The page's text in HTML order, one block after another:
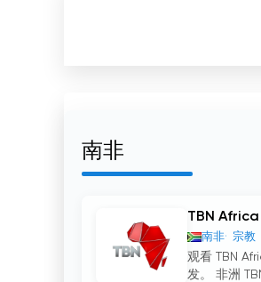
南非
TBN Africa
南非 宗教
观看 TBN
发。 非洲